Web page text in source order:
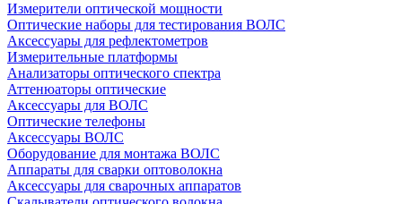
Измерители оптической мощности
Оптические наборы для тестирования ВОЛС
Аксессуары для рефлектометров
Измерительные платформы
Анализаторы оптического спектра
Аттенюаторы оптические
Аксессуары для ВОЛС
Оптические телефоны
Аксессуары ВОЛС
Оборудование для монтажа ВОЛС
Аппараты для сварки оптоволокна
Аксессуары для сварочных аппаратов